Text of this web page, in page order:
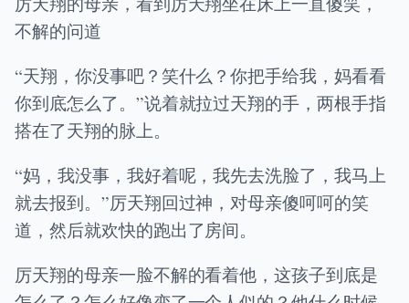
不解的问道
“天翔，你没事吧？笑什么？你把手给我，妈看看
你到底怎么了。”说着就拉过天翔的手，两根手指
搭在了天翔的脉上。
“妈，我没事，我好着呢，我先去洗脸了，我马上
就去报到。”厉天翔回过神，对母亲傻呵呵的笑
道，然后就欢快的跑出了房间。
厉天翔的母亲一脸不解的看着他，这孩子到底是